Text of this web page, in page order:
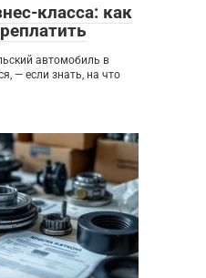
класса: как
автомобиль в
— если знать, на что